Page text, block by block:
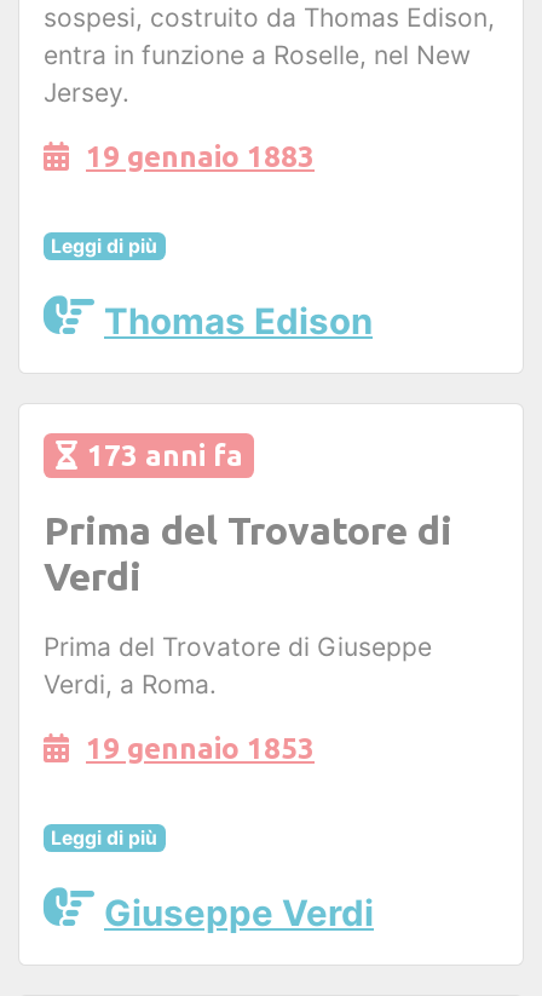
sospesi, costruito da Thomas Edison,
entra in funzione a Roselle, nel New
Jersey.
19 gennaio 1883
Leggi di più
Thomas Edison
173 anni fa
Prima del Trovatore di
Verdi
Prima del Trovatore di Giuseppe
Verdi, a Roma.
19 gennaio 1853
Leggi di più
Giuseppe Verdi